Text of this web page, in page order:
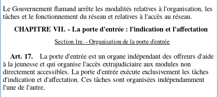
Le Gouvernement flamand arrête les modalités relatives à l'organisation, les
tâches et le fonctionnement du réseau et relatives à l'accès au réseau.
CHAPITRE VII. - La porte d'entrée : l'indication et l'affectation
Section 1re. - Organisation de la porte d'entrée
Art. 17.
La porte d'entrée est un organe indépendant des offreurs d'aide
à la jeunesse et qui organise l'accès extrajudiciaire aux modules non
directement accessibles. La porte d'entrée exécute exclusivement les tâches
d'indication et d'affectation. Ces tâches sont organisées indépendamment
l'une de l'autre.